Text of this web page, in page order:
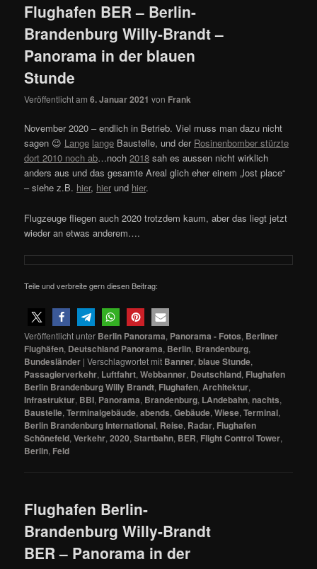
Flughafen BER – Berlin-
Brandenburg Willy-Brandt –
Panorama in der blauen
Stunde
Veröffentlicht am6. Januar 2021 von Frank
November 2020 – endlich in Betrieb. Viel muss man dazu nicht
sagen 😉 Lange lange Baustelle, und der Rosinenbomber stürzte
dort 2010 noch ab…noch2018 sah es aussen nicht wirklich
anders aus und das gesamte Areal glich eher einem „lost place“
– siehe z.B. hier, hier und hier.
Flugzeuge fliegen auch 2020 trotzdem kaum, aber das liegt jetzt
wieder an etwas anderem….
Teile und verbreite gern diesen Beitrag:
Veröffentlicht unter Berlin Panorama, Panorama - Fotos, Berliner
Flughäfen, Deutschland Panorama, Berlin, Brandenburg,
Bundesländer |Verschlagwortet mit Banner,blaue Stunde,
Passagierverkehr, Luftfahrt,Webbanner, Deutschland, Flughafen
Berlin Brandenburg Willy Brandt, Flughafen, Architektur,
Infrastruktur, BBI, Panorama, Brandenburg, LAndebahn,nachts,
Baustelle,Terminalgebäude,abends,Gebäude,Wiese,Terminal,
Berlin Brandenburg International, Reise, Radar, Flughafen
Schönefeld,Verkehr,2020,Startbahn, BER, Flight Control Tower,
Berlin, Feld
Flughafen Berlin-
Brandenburg Willy-Brandt
BER – Panorama in der